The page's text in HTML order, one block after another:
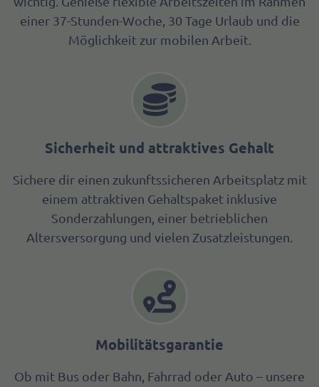
einer 37-Stunden-Woche, 30 Tage Urlaub und die
Möglichkeit zur mobilen Arbeit.
Sicherheit und attraktives Gehalt
Sichere dir einen zukunftssicheren Arbeitsplatz mit
einem attraktiven Gehaltspaket inklusive
Sonderzahlungen, einer betrieblichen
Altersversorgung und vielen Zusatzleistungen.
Mobilitätsgarantie
Ob mit Bus oder Bahn, Fahrrad oder Auto – unsere